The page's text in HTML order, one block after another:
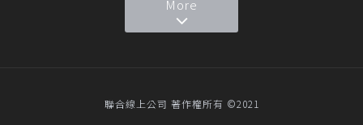
More
聯合線上公司 著作權所有 ©2021